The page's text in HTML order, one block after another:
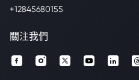
+12845680155
關注我們